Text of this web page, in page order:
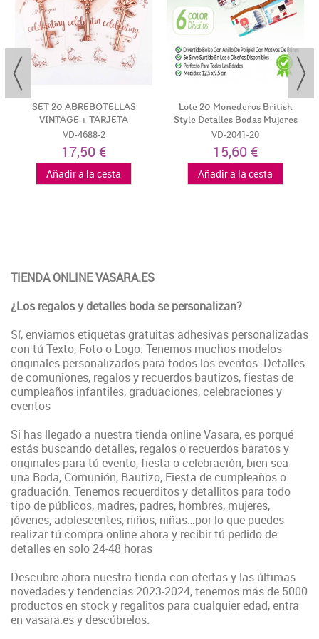
SET 20 ABREBOTELLAS
VINTAGE + TARJETA
CELEBRATING -...
VD-4688-2
17,50 €
Añadir a la cesta
Lote 20 Monederos British
Style Detalles Bodas Mujeres
VD-2041-20
15,60 €
Añadir a la cesta
TIENDA ONLINE VASARA.ES
¿Los regalos y detalles boda se personalizan?
Sí, enviamos etiquetas gratuitas adhesivas personalizadas
con tú Texto, Foto o Logo. Tenemos muchos modelos
originales personalizados para todos los eventos. Detalles
de comuniones, regalos y recuerdos bautizos, fiestas de
cumpleaños infantiles, graduaciones, celebraciones y
eventos
Si has llegado a nuestra tienda online Vasara, es porqué
estás buscando detalles, regalos o recuerdos baratos y
originales para tú evento, fiesta o celebración, bien sea
una Boda, Comunión, Bautizo, Fiesta de cumpleaños o
graduación. Tenemos recuerditos y detallitos para todo
tipo de públicos, madres, padres, hombres, mujeres,
jóvenes, adolescentes, niños, niñas…por lo que puedes
realizar tú compra online ahora y recibir tú pedido de
detalles en solo 24-48 horas
Descubre ahora nuestra tienda con ofertas y las últimas
novedades y tendencias 2023-2024, tenemos más de 5000
productos en stock y regalitos para cualquier edad, entra
en vasara.es y descúbrelos.